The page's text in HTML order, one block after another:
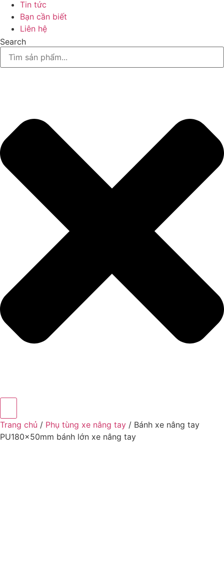
Tin tức
Bạn cần biết
Liên hệ
Search
Trang chủ / Phụ tùng xe nâng tay / Bánh xe nâng tay
PU180x50mm bánh lớn xe nâng tay